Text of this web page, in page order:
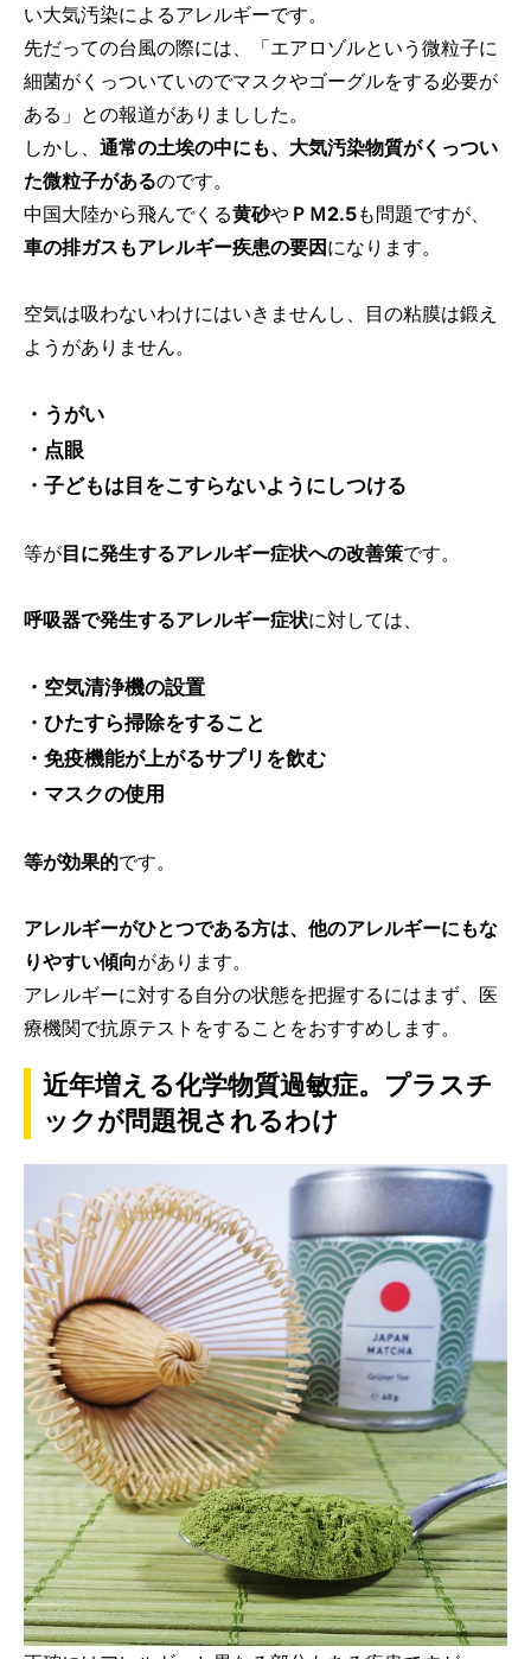
い大気汚染によるアレルギーです。
先だっての台風の際には、「エアロゾルという微粒子に
細菌がくっついていのでマスクやゴーグルをする必要が
ある」との報道がありましした。
しかし、 通常の土埃の中にも、大気汚染物質がくっつい
た微粒子があるのです。
中国大陸から飛んでくる黄砂や ＰＭ2.5も問題ですが、
車の排ガスもアレルギー疾患の要因になります。
空気は吸わないわけにはいきませんし、目の粘膜は鍛え
ようがありません。
・うがい
・点眼
・子どもは目をこすらないようにしつける
等が目に発生するアレルギー症状への改善策です。
呼吸器で発生するアレルギー症状に対しては、
・空気清浄機の設置
・ひたすら掃除をすること
・免疫機能が上がるサプリを飲む
・マスクの使用
等が効果的です。
アレルギーがひとつである方は、他のアレルギーにもな
りやすい傾向があります。
アレルギーに対する自分の状態を把握するにはまず、医
療機関で抗原テストをすることをおすすめします。
近年増える化学物質過敏症。プラスチ
ックが問題視されるわけ